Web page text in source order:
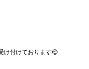
け付けております😊